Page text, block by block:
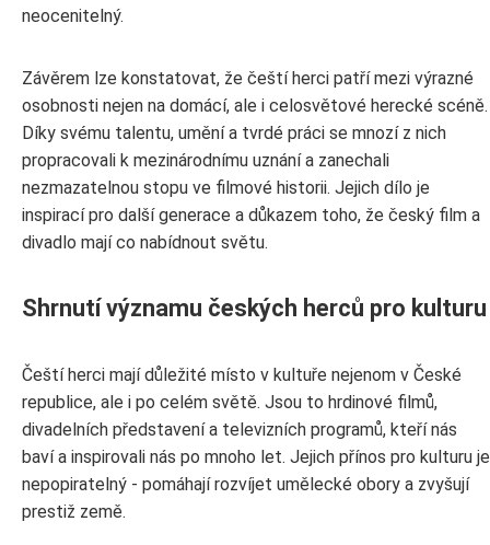
neocenitelný.
Závěrem lze konstatovat, že čeští herci patří mezi výrazné
osobnosti nejen na domácí, ale i celosvětové herecké scéně.
Díky svému talentu, umění a tvrdé práci se mnozí z nich
propracovali k mezinárodnímu uznání a zanechali
nezmazatelnou stopu ve filmové historii. Jejich dílo je
inspirací pro další generace a důkazem toho, že český film a
divadlo mají co nabídnout světu.
Shrnutí významu českých herců pro kulturu
Čeští herci mají důležité místo v kultuře nejenom v České
republice, ale i po celém světě. Jsou to hrdinové filmů,
divadelních představení a televizních programů, kteří nás
baví a inspirovali nás po mnoho let. Jejich přínos pro kulturu je
nepopiratelný - pomáhají rozvíjet umělecké obory a zvyšují
prestiž země.